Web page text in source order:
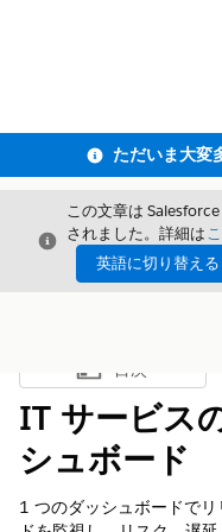
閉じる
この文章は
されました。詳細は
英語に切り替える
目次を表示
目次
IT サービス
シュボード
1 つのダッシュボードで